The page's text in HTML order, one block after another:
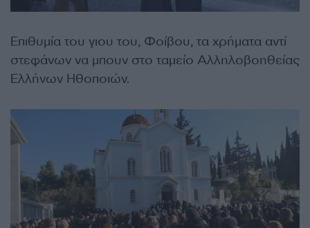
Επιθυμία του γιου του, Φοίβου, τα χρήματα αντί
στεφάνων να μπουν στο ταμείο Αλληλοβοηθείας
Ελλήνων Ηθοποιών.